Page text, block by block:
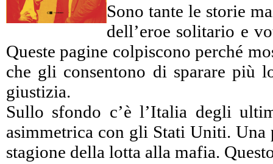
Sono tante le storie
dell’eroe solitario e
Queste pagine colpiscono perché
che gli consentono di sparare più
giustizia.
Sullo sfondo c’è l’Italia degli
asimmetrica con gli Stati Uniti. Una
stagione della lotta alla mafia.